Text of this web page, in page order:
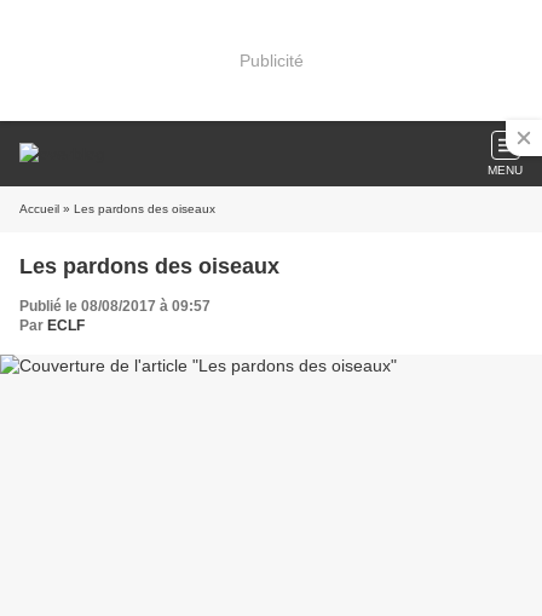
Publicité
MENU
Accueil » Les pardons des oiseaux
Les pardons des oiseaux
Publié le 08/08/2017 à 09:57
Par ECLF